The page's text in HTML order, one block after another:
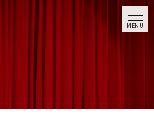
MENU